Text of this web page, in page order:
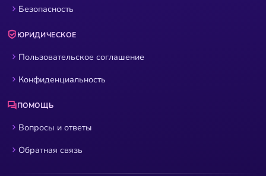
Безопасность
ЮРИДИЧЕСКОЕ
Пользовательское соглашение
Конфиденциальность
ПОМОЩЬ
Вопросы и ответы
Обратная связь